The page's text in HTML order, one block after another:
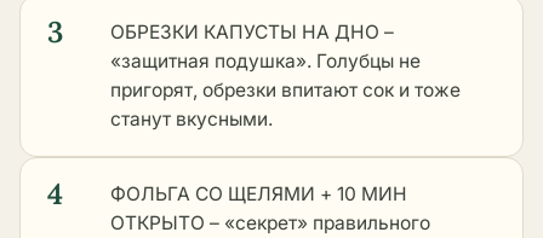
3
ОБРЕЗКИ КАПУСТЫ НА ДНО –
«защитная подушка». Голубцы не
пригорят, обрезки впитают сок и тоже
станут вкусными.
4
ФОЛЬГА СО ЩЕЛЯМИ + 10 МИН
ОТКРЫТО – «секрет» правильного